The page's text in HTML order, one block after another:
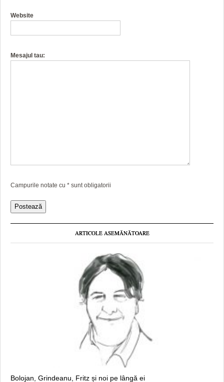
Website
Mesajul tau:
Campurile notate cu * sunt obligatorii
ARTICOLE ASEMĂNĂTOARE
Bolojan, Grindeanu, Fritz și noi pe lângă ei